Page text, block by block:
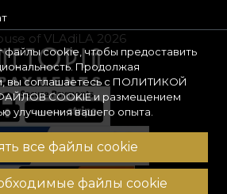
файлы cookie, чтобы предоставить
Продолжая
вы соглашаетесь с ПОЛИТИКОЙ
COOKIEи размещением
улучшения вашего опыта.
все файлы cookie
файлы cookie
of VLAdiLA 2026